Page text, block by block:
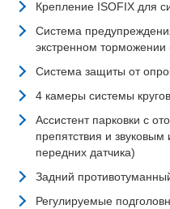
Крепление ISOFIX для
Система
экстренном
Система защиты от
4 камеры системы
Ассистент парковки c
препятствия и
передних датчика)
Задний
Регулируемые